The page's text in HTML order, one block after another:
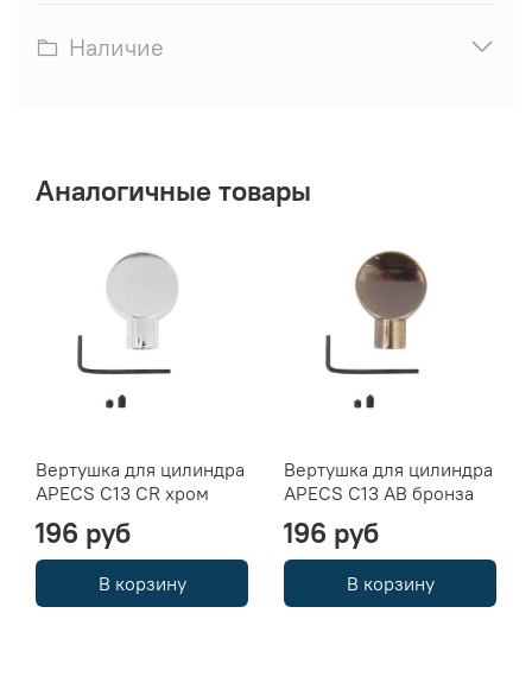
Наличие
Аналогичные товары
Вертушка для цилиндра
APECS C13 CR хром
196 руб
В корзину
Вертушка для цилиндра
APECS C13 AB бронза
196 руб
В корзину